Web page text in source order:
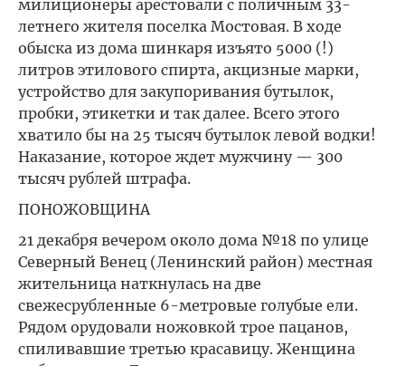
милиционеры арестовали с поличным 33-
летнего жителя поселка Мостовая. В ходе
обыска из дома шинкаря изъято 5000 (!)
литров этилового спирта, акцизные марки,
устройство для закупоривания бутылок,
пробки, этикетки и так далее. Всего этого
хватило бы на 25 тысяч бутылок левой водки!
Наказание, которое ждет мужчину — 300
тысяч рублей штрафа.
ПОНОЖОВЩИНА
21 декабря вечером около дома №18 по улице
Северный Венец (Ленинский район) местная
жительница наткнулась на две
свежесрубленные 6-метровые голубые ели.
Рядом орудовали ножовкой трое пацанов,
спиливавшие третью красавицу. Женщина